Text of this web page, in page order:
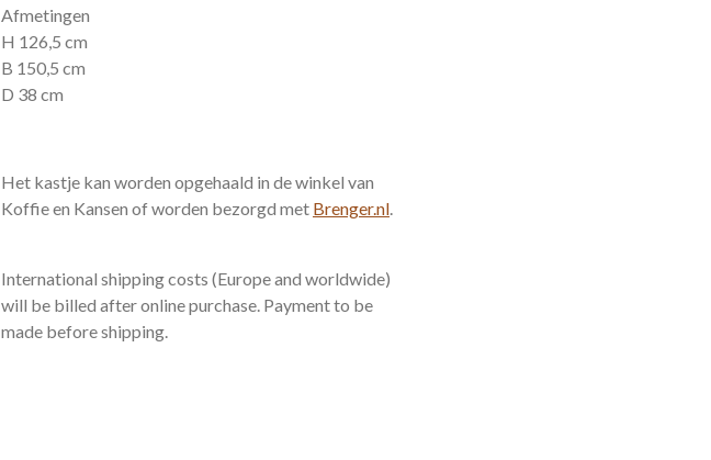
Afmetingen
H 126,5 cm
B 150,5 cm
D 38 cm
Het kastje kan worden opgehaald in de winkel van
Koffie en Kansen of worden bezorgd met Brenger.nl.
International shipping costs (Europe and worldwide)
will be billed after online purchase. Payment to be
made before shipping.